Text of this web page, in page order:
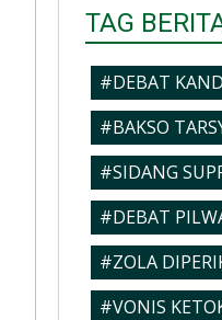
TAG
#DEBAT
#BAKSO
#SIDANG
#DEBAT
#ZOLA
#VONIS